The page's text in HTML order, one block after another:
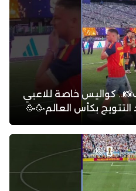
كواليس خاصة للاعبي
التتويج بكأس العالم🥳🥳